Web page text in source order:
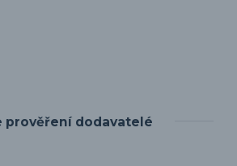
prověření dodavatelé